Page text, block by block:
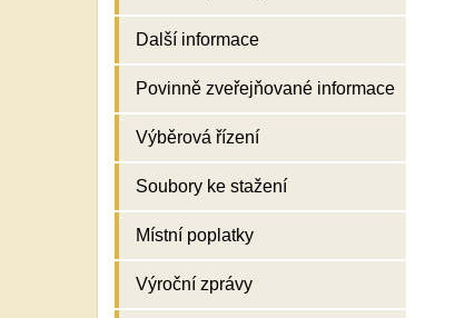
Další informace
Povinně zveřejňované informace
Výběrová řízení
Soubory ke stažení
Místní poplatky
Výroční zprávy